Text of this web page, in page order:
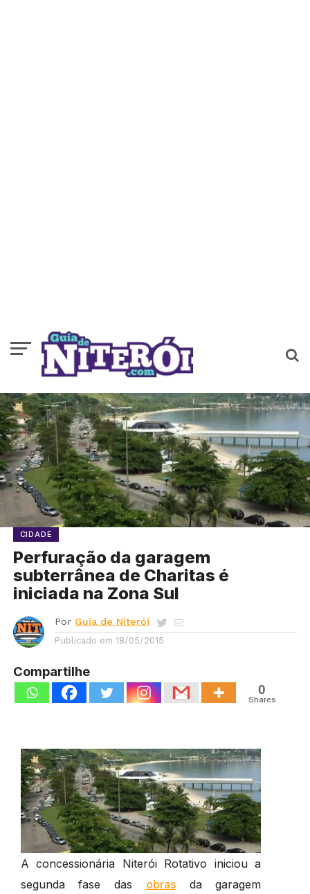
CIDADE
Perfuração da garagem
subterrânea de Charitas é
iniciada na Zona Sul
Por Guia de Niterói
Publicado em 18/05/2015
Compartilhe
0
Shares
A concessionária Niterói Rotativo iniciou a
segunda fase das obrasda garagem